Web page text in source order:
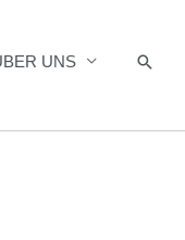
UNS